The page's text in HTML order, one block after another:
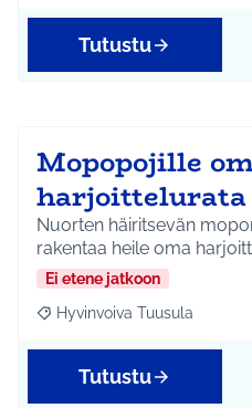
Tutustu
Mopopojille
harjoittelurata
Nuorten häiritsevän
rakentaa heile oma
Ei etene jatkoon
Rajaa tulokset aihepiirin
Hyvinvoiva Tuusula
Tutustu